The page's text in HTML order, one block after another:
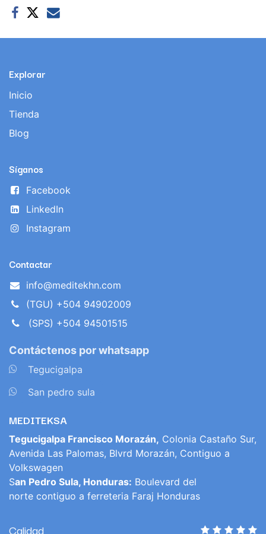
Explorar
Inicio
Tienda
Blog
Síganos
Facebook
LinkedIn
Instagram
Contactar
info@meditekhn.com
(TGU) +504 94902009
(SPS) +504 94501515
Contáctenos por whatsapp
Tegucigalpa
San pedro sula
MEDITEKSA
Tegucigalpa Francisco Morazán, Colonia Castaño Sur,
Avenida Las Palomas, Blvrd Morazán, Contiguo a
Volkswagen
San Pedro Sula, Honduras: Boulevard del
norte contiguo a ferreteria Faraj Honduras
Calidad